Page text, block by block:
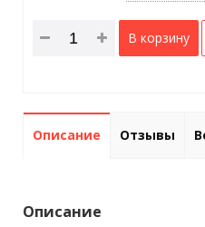
В корзину
Описание Отзывы
Описание